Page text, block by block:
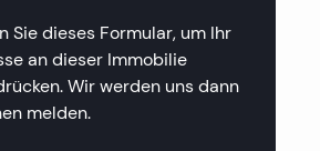
Sie dieses Formular, um Ihr
an dieser Immobilie
Wir werden uns dann
melden.